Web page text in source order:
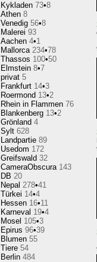
Kykladen 73•8
Athen 8
Venedig 56•8
Malerei 93
Aachen 4•1
Mallorca 234•78
Thassos 100•50
Elmstein 8•7
privat 5
Frankfurt 14•3
Roermond 13•2
Rhein in Flammen 76
Blankenberg 13•2
Grönland 4
Sylt 628
Landpartie 89
Usedom 172
Greifswald 32
CameraObscura 143
DB 20
Nepal 278•41
Türkei 14•4
Hessen 16•11
Karneval 19•4
Mosel 105•3
Epirus 96•39
Blumen 55
Tiere 54
Berlin 484